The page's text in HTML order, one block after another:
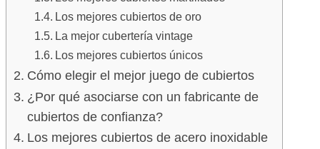
Los mejores cubiertos de oro
La mejor cubertería vintage
Los mejores cubiertos únicos
Cómo elegir el mejor juego de cubiertos
¿Por qué asociarse con un fabricante de
cubiertos de confianza?
Los mejores cubiertos de acero inoxidable